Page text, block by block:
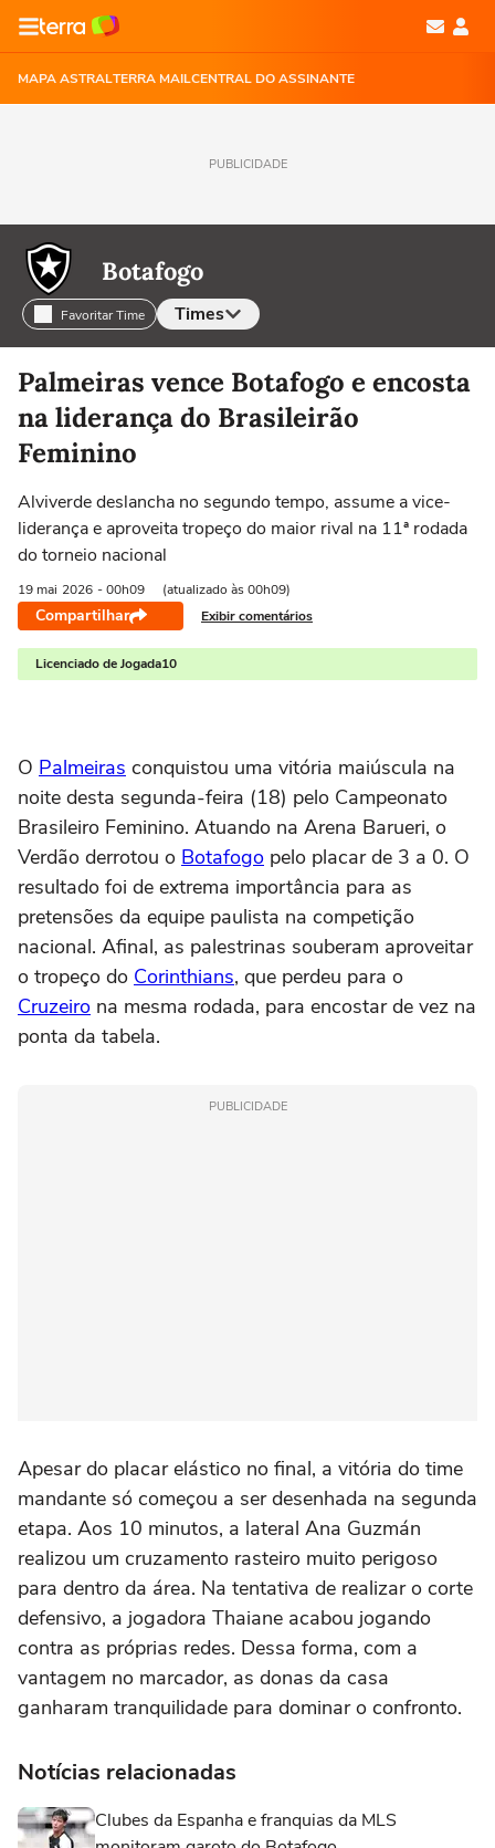
MAPA ASTRALTERRA MAILCENTRAL DO ASSINANTE
PUBLICIDADE
Botafogo
Favoritar Time Times
Selecione o time para ver as notícias
Palmeiras vence Botafogo e encosta
na liderança do Brasileirão
Feminino
Alviverde deslancha no segundo tempo, assume a vice-
liderança e aproveita tropeço do maior rival na 11ª rodada
do torneio nacional
19 mai 2026 - 00h09 (atualizado às 00h09)
Compartilhar Exibir comentários
Licenciado de Jogada10
O Palmeiras conquistou uma vitória maiúscula na
noite desta segunda-feira (18) pelo Campeonato
Brasileiro Feminino. Atuando na Arena Barueri, o
Verdão derrotou o Botafogo pelo placar de 3 a 0. O
resultado foi de extrema importância para as
pretensões da equipe paulista na competição
nacional. Afinal, as palestrinas souberam aproveitar
o tropeço do Corinthians, que perdeu para o
Cruzeiro na mesma rodada, para encostar de vez na
ponta da tabela.
PUBLICIDADE
Apesar do placar elástico no final, a vitória do time
mandante só começou a ser desenhada na segunda
etapa. Aos 10 minutos, a lateral Ana Guzmán
realizou um cruzamento rasteiro muito perigoso
para dentro da área. Na tentativa de realizar o corte
defensivo, a jogadora Thaiane acabou jogando
contra as próprias redes. Dessa forma, com a
vantagem no marcador, as donas da casa
ganharam tranquilidade para dominar o confronto.
Notícias relacionadas
Clubes da Espanha e franquias da MLS